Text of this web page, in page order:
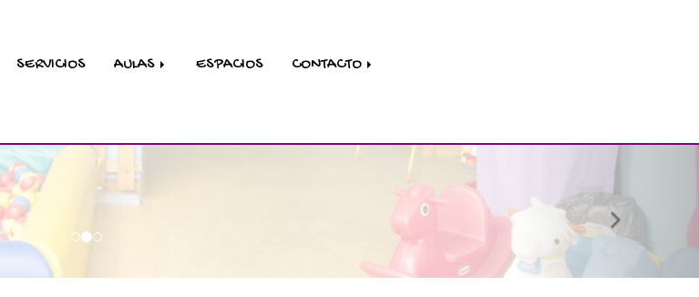
SERVICIOS AULAS ESPACIOS CONTACTO
next